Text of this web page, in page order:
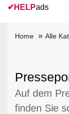
✔ HELPads
Home Alle
Auf dem
finden Sie